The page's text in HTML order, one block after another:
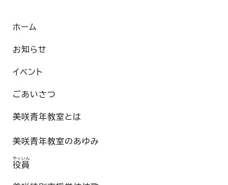
ホーム
お知らせ
イベント
ごあいさつ
美咲青年教室とは
美咲青年教室のあゆみ
役員
やくいん